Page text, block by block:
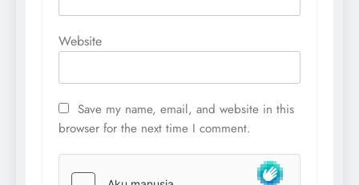
Website
Save my name, email, and website in this
browser for the next time I comment.